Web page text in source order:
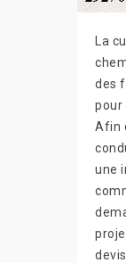
La
des
pour
Afin
une